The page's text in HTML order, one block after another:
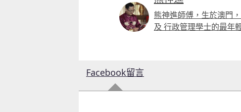
熊神進師傅，生於澳門
及 行政管理學士的最年
Facebook留言